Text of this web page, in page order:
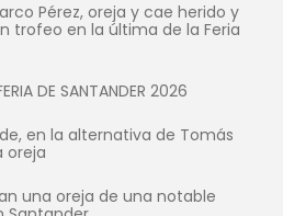
Pérez, oreja y cae herido y
trofeo en la última de la Feria
DE SANTANDER 2026
en la alternativa de Tomás
oreja
una oreja de una notable